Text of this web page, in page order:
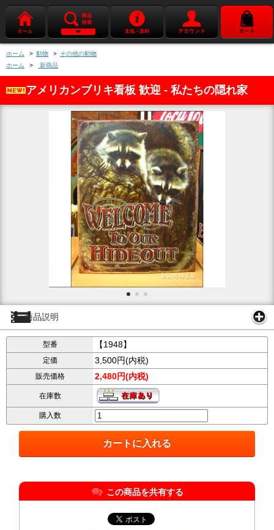
ホーム > 動物 > その他の動物
ホーム
> 新商品
アメリカンブリキ看板 歓迎 - 私たちの隠れ家
商品説明
型番 【1948】
定価 3,500円(内税)
販売価格 2,480円(内税)
在庫数
購入数
この商品を共有する